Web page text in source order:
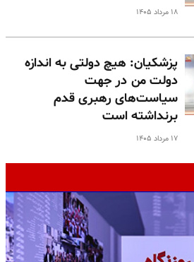
۱۸ مرداد ۱۴۰۵
پزشکیان: هیچ دولتی به اندازه
دولت من در جهت
سیاست‌های رهبری قدم
برنداشته است
۱۷ مرداد ۱۴۰۵